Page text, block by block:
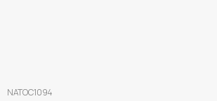
NATOC1094